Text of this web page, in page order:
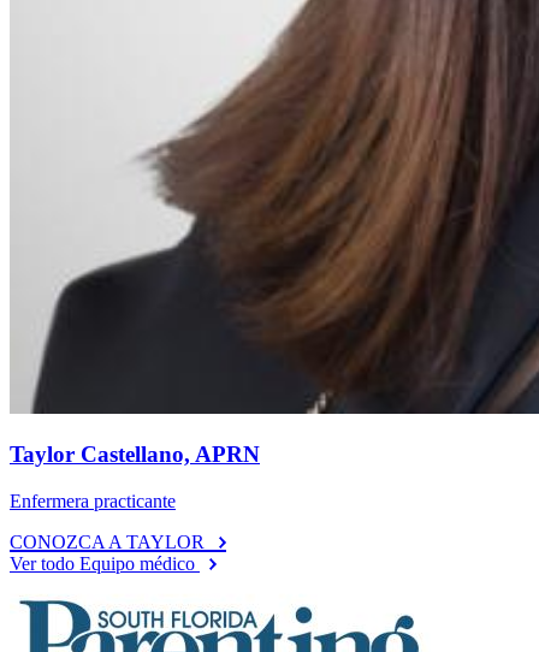
Taylor Castellano, APRN
Enfermera practicante
CONOZCA A TAYLOR
Ver todo Equipo médico